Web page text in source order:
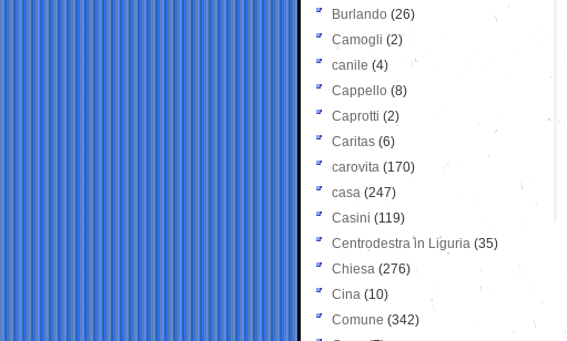
Burlando (26)
Camogli (2)
canile (4)
Cappello (8)
Caprotti (2)
Caritas (6)
carovita (170)
casa (247)
Casini (119)
Centrodestra in Liguria (35)
Chiesa (276)
Cina (10)
Comune (342)